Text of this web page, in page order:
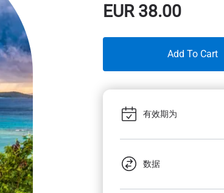
EUR38.00
Add To Cart
有效期为
数据